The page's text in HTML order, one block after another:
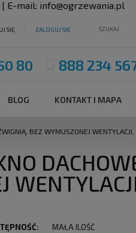
| E-mail: info@ogrzewania.pl
SIĘ ZALOGUJ SIĘ
80 888 234
BLOG KONTAKT I MAPA
BEZ WYMUSZONEJ
MAŁA ILOŚĆ